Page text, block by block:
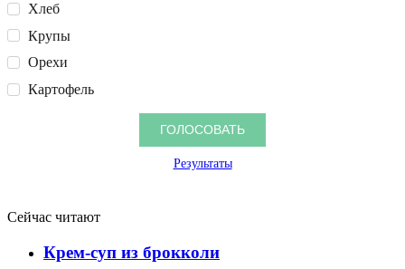
Хлеб
Крупы
Орехи
Картофель
Результаты
Сейчас читают
Крем-суп из брокколи